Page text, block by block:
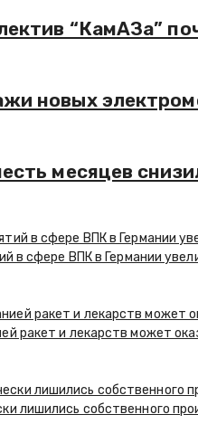
“КамАЗа”
новых
месяцев
в сфере ВПК в Германии
ракет и лекарств может
лишились собственного